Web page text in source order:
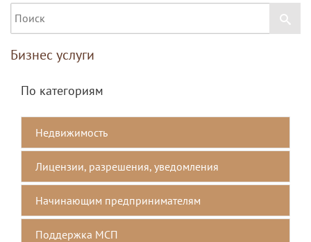
Бизнес услуги
По категориям
Недвижимость
Лицензии, разрешения, уведомления
Начинающим предпринимателям
Поддержка МСП